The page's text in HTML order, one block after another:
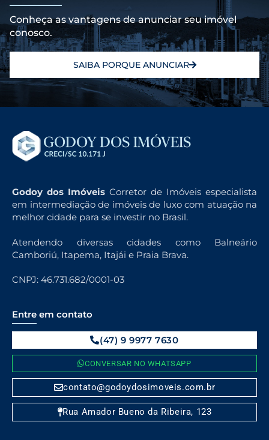
Conheça as vantagens de anunciar seu imóvel
conosco.
SAIBA PORQUE ANUNCIAR
Godoy dos Imóveis Corretor de Imóveis especialista
em intermediação de imóveis de luxo com atuação na
melhor cidade para se investir no Brasil.
Atendendo diversas cidades como Balneário
Camboriú, Itapema, Itajái e Praia Brava.
CNPJ: 46.731.682/0001-03
Entre em contato
(47) 9 9977 7630
CONVERSAR NO WHATSAPP
contato@godoydosimoveis.com.br
Rua Amador Bueno da Ribeira, 123